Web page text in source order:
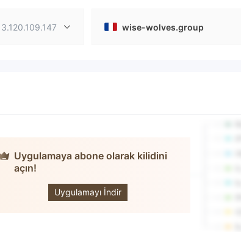
3.120.109.147 wise-wolves.group
Uygulamaya abone olarak kilidini
açın!
Uygulamayı İndir
GROUP